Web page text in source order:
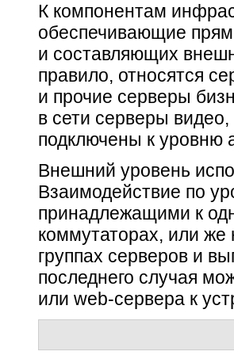
К компонентам
обеспечивающие
и составляющих
правило, относятся
и прочие серверы
в сети серверы видео,
подключены к уровню
Внешний уровень
Взаимодействие по
принадлежащими к
коммутаторах, или
группах серверов и
последнего случая
или web-сервера к